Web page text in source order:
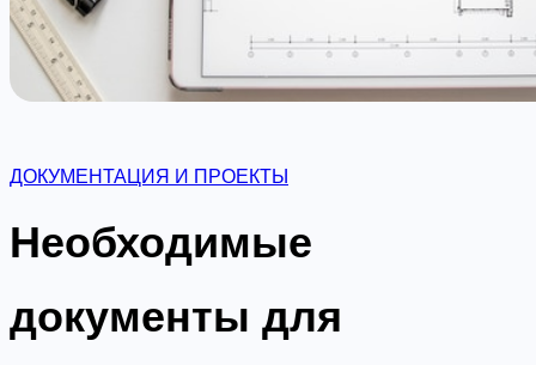
ДОКУМЕНТАЦИЯ И ПРОЕКТЫ
Необходимые
документы для